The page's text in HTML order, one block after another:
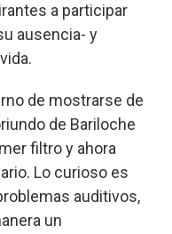
a participar
ausencia- y
de mostrarse de
de Bariloche
filtro y ahora
Lo curioso es
auditivos,
un